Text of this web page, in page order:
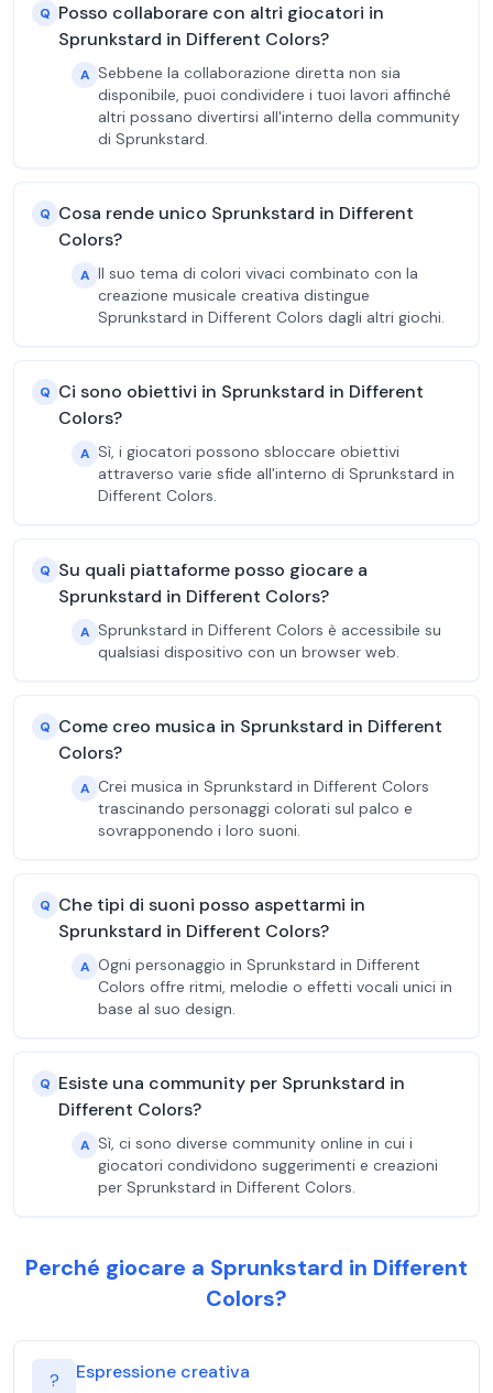
Q Posso collaborare con altri giocatori in
Sprunkstard in Different Colors?
A Sebbene la collaborazione diretta non sia
disponibile, puoi condividere i tuoi lavori affinché
altri possano divertirsi all'interno della community
di Sprunkstard.
Q Cosa rende unico Sprunkstard in Different
Colors?
A Il suo tema di colori vivaci combinato con la
creazione musicale creativa distingue
Sprunkstard in Different Colors dagli altri giochi.
Q Ci sono obiettivi in Sprunkstard in Different
Colors?
A Sì, i giocatori possono sbloccare obiettivi
attraverso varie sfide all'interno di Sprunkstard in
Different Colors.
Q Su quali piattaforme posso giocare a
Sprunkstard in Different Colors?
A Sprunkstard in Different Colors è accessibile su
qualsiasi dispositivo con un browser web.
Q Come creo musica in Sprunkstard in Different
Colors?
A Crei musica in Sprunkstard in Different Colors
trascinando personaggi colorati sul palco e
sovrapponendo i loro suoni.
Q Che tipi di suoni posso aspettarmi in
Sprunkstard in Different Colors?
A Ogni personaggio in Sprunkstard in Different
Colors offre ritmi, melodie o effetti vocali unici in
base al suo design.
Q Esiste una community per Sprunkstard in
Different Colors?
A Sì, ci sono diverse community online in cui i
giocatori condividono suggerimenti e creazioni
per Sprunkstard in Different Colors.
Perché giocare a Sprunkstard in Different
Colors?
? Espressione creativa